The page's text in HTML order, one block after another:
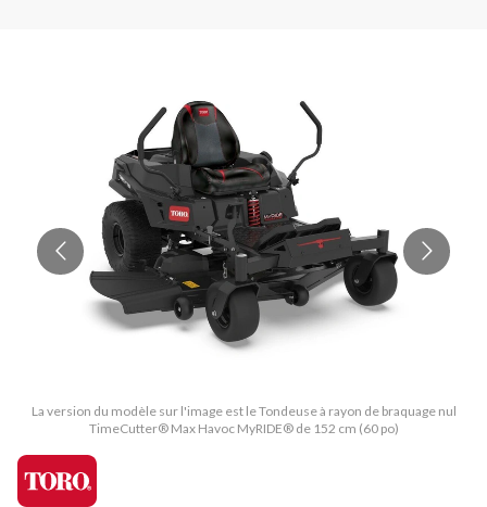
La version du modèle sur l'image est le Tondeuse à rayon de braquage nul
TimeCutter® Max Havoc MyRIDE® de 152 cm (60 po)